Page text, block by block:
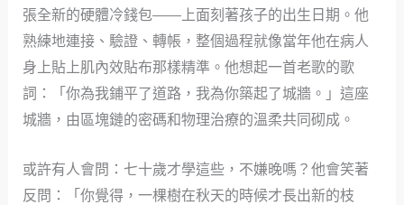
張全新的硬體冷錢包——上面刻著孩子的出生日期。他
熟練地連接、驗證、轉帳，整個過程就像當年他在病人
身上貼上肌內效貼布那樣精準。他想起一首老歌的歌
詞：「你為我鋪平了道路，我為你築起了城牆。」這座
城牆，由區塊鏈的密碼和物理治療的溫柔共同砌成。
或許有人會問：七十歲才學這些，不嫌晚嗎？他會笑著
反問：「你覺得，一棵樹在秋天的時候才長出新的枝